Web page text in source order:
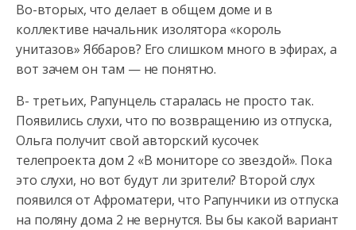
Во-вторых, что делает в общем доме и в
коллективе начальник изолятора «король
унитазов» Яббаров? Его слишком много в эфирах, а
вот зачем он там — не понятно.
В- третьих, Рапунцель старалась не просто так.
Появились слухи, что по возвращению из отпуска,
Ольга получит свой авторский кусочек
телепроекта дом 2 «В мониторе со звездой». Пока
это слухи, но вот будут ли зрители? Второй слух
появился от Афроматери, что Рапунчики из отпуска
на поляну дома 2 не вернутся. Вы бы какой вариант